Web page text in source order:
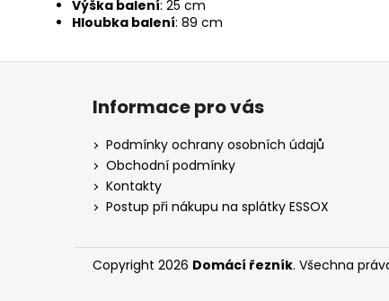
Výška balení: 25 cm
Hloubka balení: 89 cm
Z
Informace pro vás
Podmínky ochrany osobních údajů
Obchodní podmínky
Kontakty
Postup při nákupu na splátky ESSOX
Copyright 2026 Domácí řezník. Všechna